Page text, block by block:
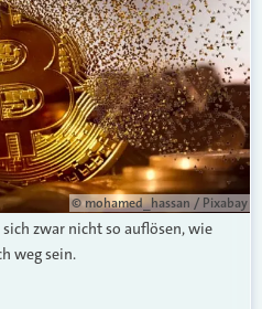
© mohamed_hassan / Pixabay
zwar nicht so auflösen, wie
weg sein.